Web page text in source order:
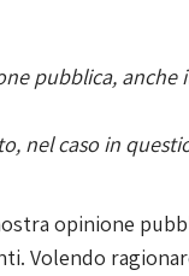
pubblica, anche
nel caso in
opinione
Volendo